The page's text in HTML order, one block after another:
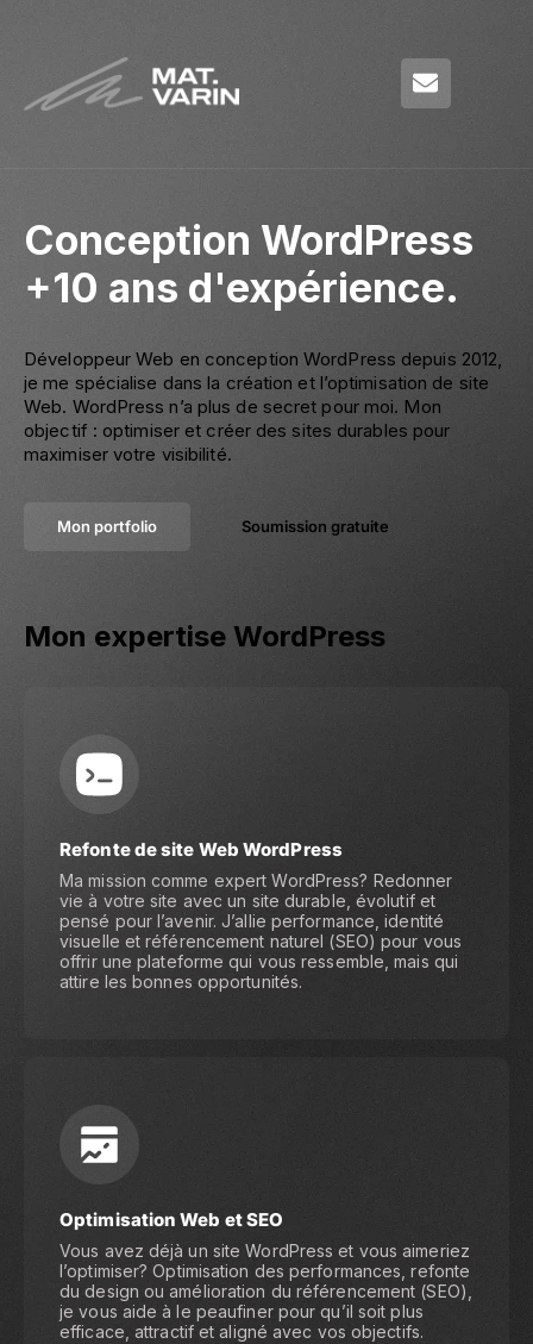
Conception WordPress
+10 ans d'expérience.
Développeur Web en conception WordPress depuis 2012,
je me spécialise dans la création et l’optimisation de site
Web. WordPress n’a plus de secret pour moi. Mon
objectif : optimiser et créer des sites durables pour
maximiser votre visibilité.
Mon portfolio Soumission gratuite
Mon expertise WordPress
Refonte de site Web WordPress
Ma mission comme expert WordPress? Redonner
vie à votre site avec un site durable, évolutif et
pensé pour l’avenir. J’allie performance, identité
visuelle et référencement naturel (SEO) pour vous
offrir une plateforme qui vous ressemble, mais qui
attire les bonnes opportunités.
Optimisation Web et SEO
Vous avez déjà un site WordPress et vous aimeriez
l’optimiser? Optimisation des performances, refonte
du design ou amélioration du référencement (SEO),
je vous aide à le peaufiner pour qu’il soit plus
efficace, attractif et aligné avec vos objectifs.